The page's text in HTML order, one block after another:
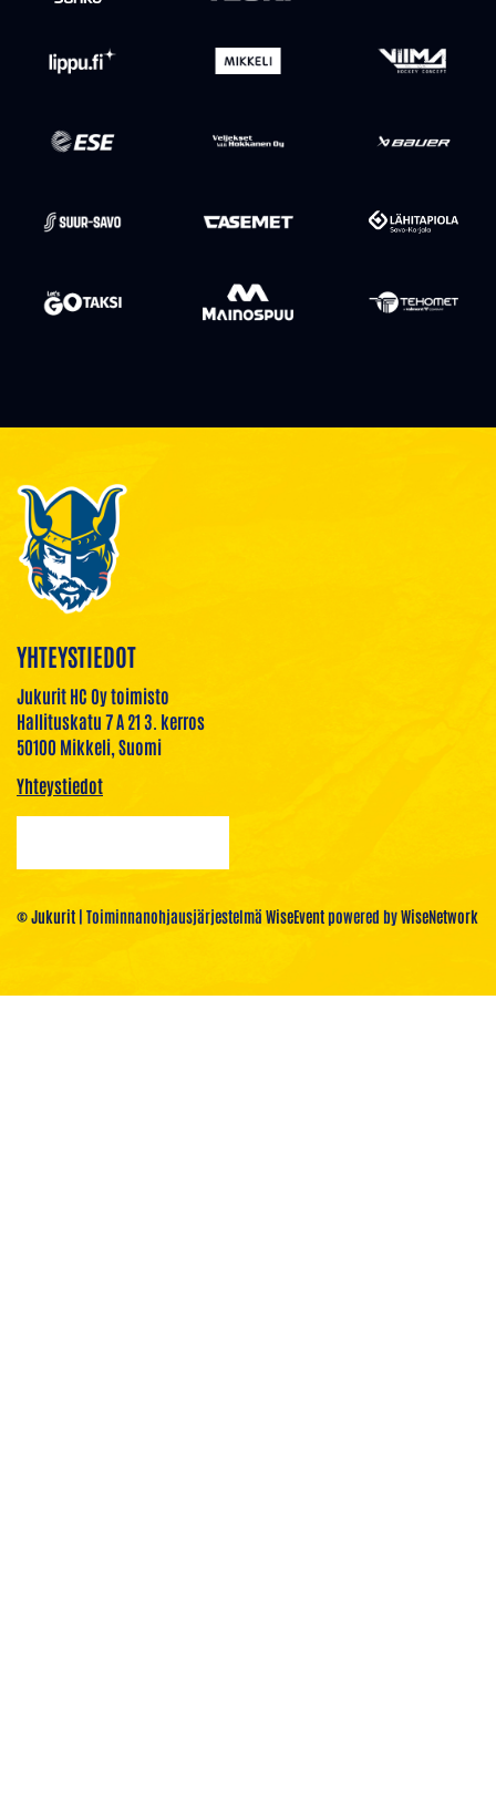
YHTEYSTIEDOT
Jukurit HC Oy toimisto
Hallituskatu 7 A 21 3. kerros
50100 Mikkeli, Suomi
Yhteystiedot
© Jukurit | Toiminnanohjausjärjestelmä WiseEventpowered byWiseNetwork